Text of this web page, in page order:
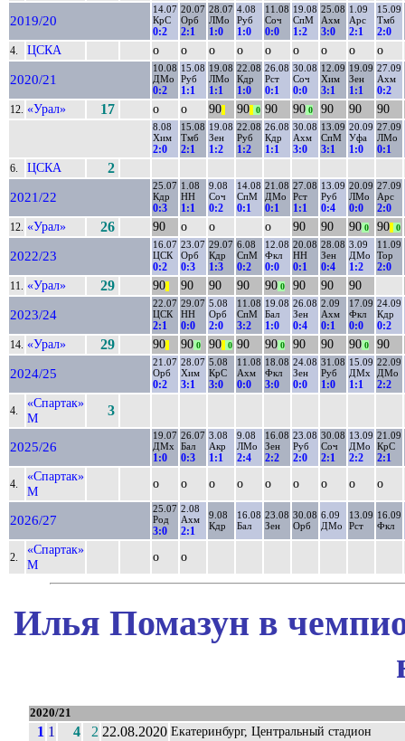
2019/20
14.07
КрС
0:2
20.07
Орб
2:1
28.07
ЛМо
1:0
4.08
Руб
1:0
11.08
Соч
0:0
19.08
СпМ
1:2
25.08
Ахм
3:0
1.09
Арс
2:1
15.09
Тмб
2:0
4. ЦСКА о о о о о о о о о
2020/21
10.08
ДМо
0:2
15.08
Руб
1:1
19.08
ЛМо
1:1
22.08
Кдр
1:0
26.08
Рст
0:1
30.08
Соч
0:0
12.09
Хим
3:1
19.09
Зен
1:1
27.09
Ахм
0:2
12. «Урал» 17 о о 90 90 0 90 90 0 90 90 90
8.08
Хим
2:0
15.08
Тмб
2:1
19.08
Зен
1:2
22.08
Руб
1:2
26.08
Кдр
1:1
30.08
Ахм
3:0
13.09
СпМ
3:1
20.09
Уфа
1:0
27.09
ЛМо
0:1
6. ЦСКА 2
2021/22
25.07
Кдр
0:3
1.08
НН
1:1
9.08
Соч
0:2
14.08
СпМ
0:1
21.08
ДМо
0:1
27.08
Рст
1:1
13.09
Руб
0:4
20.09
ЛМо
0:0
27.09
Арс
2:0
12. «Урал» 26 90 о о о 90 90 90 0 90 0
2022/23
16.07
ЦСК
0:2
23.07
Орб
0:3
29.07
Кдр
1:3
6.08
СпМ
0:2
12.08
Фкл
0:0
20.08
НН
0:1
28.08
Зен
0:4
3.09
ДМо
1:2
11.09
Тор
2:0
11. «Урал» 29 90 90 90 90 90 0 90 90 90
2023/24
22.07
ЦСК
2:1
29.07
НН
0:0
5.08
Орб
2:0
11.08
СпМ
3:2
19.08
Бал
1:0
26.08
Зен
0:4
2.09
Ахм
0:1
17.09
Фкл
0:0
24.09
Кдр
0:2
14. «Урал» 29 90 90 0 90 0 90 90 0 90 90 90 0 90
2024/25
21.07
Орб
0:2
28.07
Хим
3:1
5.08
КрС
3:0
11.08
Ахм
0:0
18.08
Фкл
3:0
24.08
Зен
0:0
31.08
Руб
1:0
15.09
ДМх
1:1
22.09
ДМо
2:2
4.
«Спартак»
М
3
2025/26
19.07
ДМх
1:0
26.07
Бал
0:3
3.08
Акр
1:1
9.08
ЛМо
2:4
16.08
Зен
2:2
23.08
Руб
2:0
30.08
Соч
2:1
13.09
ДМо
2:2
21.09
КрС
2:1
4.
«Спартак»
М
о о о о о о о о о
2026/27
25.07
Род
3:0
2.08
Ахм
2:1
9.08
Кдр
16.08
Бал
23.08
Зен
30.08
Орб
6.09
ДМо
13.09
Рст
16.09
Фкл
2.
«Спартак»
М
о о
Илья Помазун в
2020/21
1 1 4 2 22.08.2020 Екатеринбург, Центральный стадион